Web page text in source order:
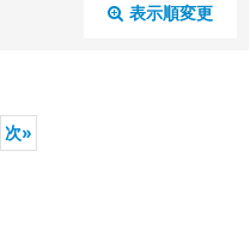
表示順変更
次»